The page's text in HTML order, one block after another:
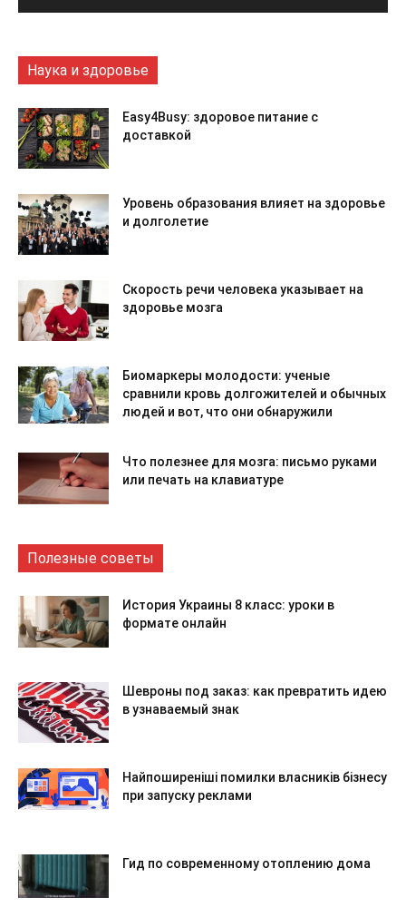
Наука и здоровье
Easy4Busy: здоровое питание с
доставкой
Уровень образования влияет на здоровье
и долголетие
Скорость речи человека указывает на
здоровье мозга
Биомаркеры молодости: ученые
сравнили кровь долгожителей и обычных
людей и вот, что они обнаружили
Что полезнее для мозга: письмо руками
или печать на клавиатуре
Полезные советы
История Украины 8 класс: уроки в
формате онлайн
Шевроны под заказ: как превратить идею
в узнаваемый знак
Найпоширеніші помилки власників бізнесу
при запуску реклами
Гид по современному отоплению дома